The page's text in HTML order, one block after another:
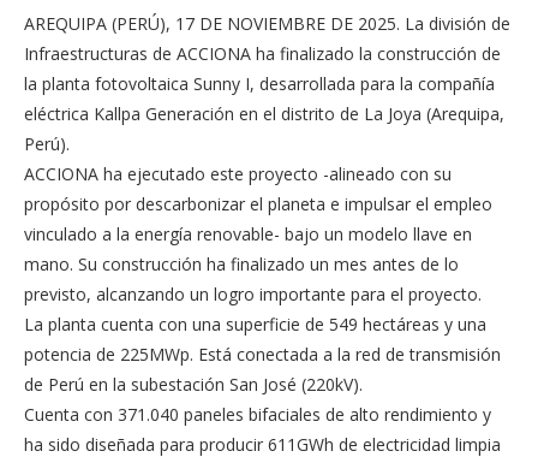
AREQUIPA (PERÚ), 17 DE NOVIEMBRE DE 2025. La división de
Infraestructuras de ACCIONA ha finalizado la construcción de
la planta fotovoltaica Sunny I, desarrollada para la compañía
eléctrica Kallpa Generación en el distrito de La Joya (Arequipa,
Perú).
ACCIONA ha ejecutado este proyecto -alineado con su
propósito por descarbonizar el planeta e impulsar el empleo
vinculado a la energía renovable- bajo un modelo llave en
mano. Su construcción ha finalizado un mes antes de lo
previsto, alcanzando un logro importante para el proyecto.
La planta cuenta con una superficie de 549 hectáreas y una
potencia de 225MWp. Está conectada a la red de transmisión
de Perú en la subestación San José (220kV).
Cuenta con 371.040 paneles bifaciales de alto rendimiento y
ha sido diseñada para producir 611GWh de electricidad limpia